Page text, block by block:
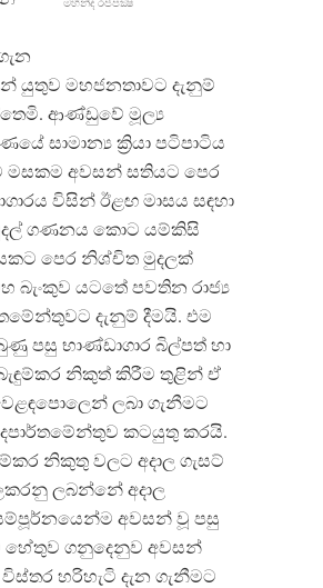
යුතුව මහජනතාවට දැනුම්
ආණ්ඩුවේ මූල්‍ය
සාමාන්‍ය ක්‍රියා පටිපාටිය
මසකම අවසන් සතියට පෙර
විසින් ඊළඟ මාසය සඳහා
ගණනය කොට යම්කිසි
පෙර නිශ්චිත මුදලක්
බැංකුව යටතේ පවතින රාජ්‍ය
දැනුම් දීමයි. එම
පසු භාණ්ඩාගාර බිල්පත් හා
නිකුත් කිරීම තුළින් ඒ
ලබා ගැනීමට
කටයුතු කරයි.
නිකුතු වලට අදාල ගැසට්
ලබන්නේ අදාල
අවසන් වූ පසු
ගනුදෙනුව අවසන්
හරිහැටි දැන ගැනීමට